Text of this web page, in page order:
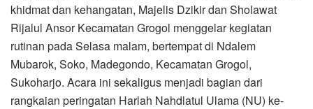
khidmat dan kehangatan, Majelis Dzikir dan Sholawat
Rijalul Ansor Kecamatan Grogol menggelar kegiatan
rutinan pada Selasa malam, bertempat di Ndalem
Mubarok, Soko, Madegondo, Kecamatan Grogol,
Sukoharjo. Acara ini sekaligus menjadi bagian dari
rangkaian peringatan Harlah Nahdlatul Ulama (NU) ke-